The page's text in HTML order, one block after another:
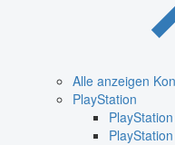
Alle anzeigen
PlayStation